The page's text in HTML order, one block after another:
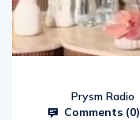
Prysm Radio
Comments (0)